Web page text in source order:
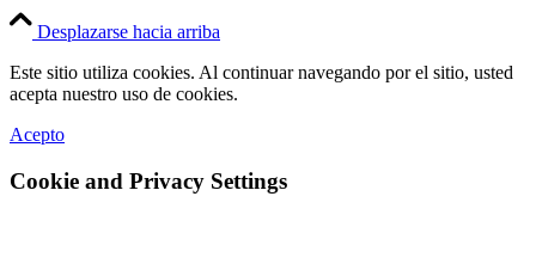
Desplazarse hacia arriba
Este sitio utiliza cookies. Al continuar navegando por el sitio, usted
acepta nuestro uso de cookies.
Acepto
Cookie and Privacy Settings